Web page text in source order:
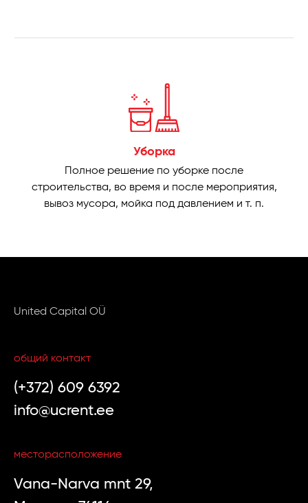
Уборка
Полное решение по уборке после
строительства, во время и после мероприятия,
вывоз мусора, мойка под давлением и т. п.
United Capital OÜ
общий контакт
(+372) 609 6392
info@ucrent.ee
месторасположение
Vana-Narva mnt 29,